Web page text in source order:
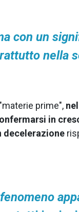
con un
nella
prime",
in
decelerazione